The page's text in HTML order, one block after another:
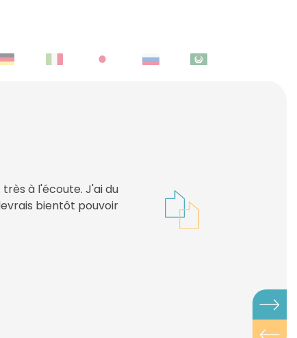
je suis très
que cette
satisfaction